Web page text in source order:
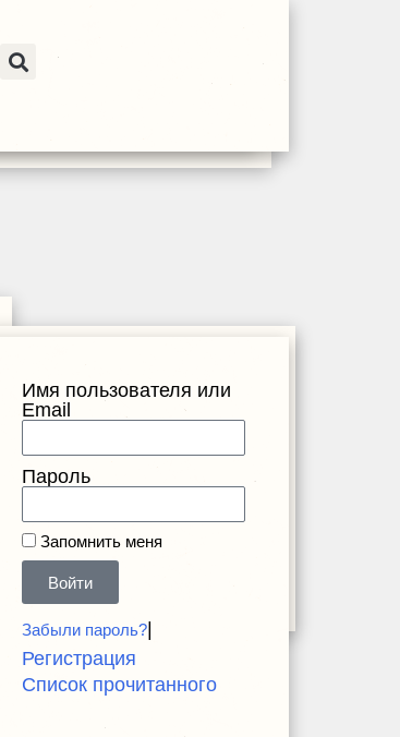
Имя пользователя или
Email
Пароль
Запомнить меня
Войти
Забыли пароль?
Регистрация
Список прочитанного